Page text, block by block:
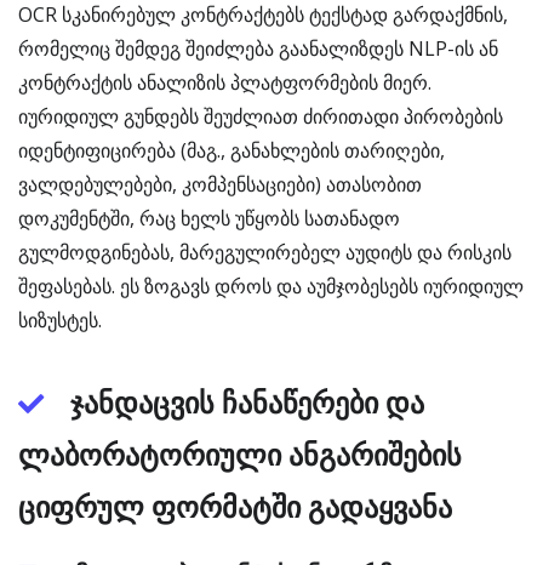
OCR სკანირებულ კონტრაქტებს ტექსტად გარდაქმნის,
რომელიც შემდეგ შეიძლება გაანალიზდეს NLP-ის ან
კონტრაქტის ანალიზის პლატფორმების მიერ.
იურიდიულ გუნდებს შეუძლიათ ძირითადი პირობების
იდენტიფიცირება (მაგ., განახლების თარიღები,
ვალდებულებები, კომპენსაციები) ათასობით
დოკუმენტში, რაც ხელს უწყობს სათანადო
გულმოდგინებას, მარეგულირებელ აუდიტს და რისკის
შეფასებას. ეს ზოგავს დროს და აუმჯობესებს იურიდიულ
სიზუსტეს.
ჯანდაცვის ჩანაწერები და
ლაბორატორიული ანგარიშების
ციფრულ ფორმატში გადაყვანა